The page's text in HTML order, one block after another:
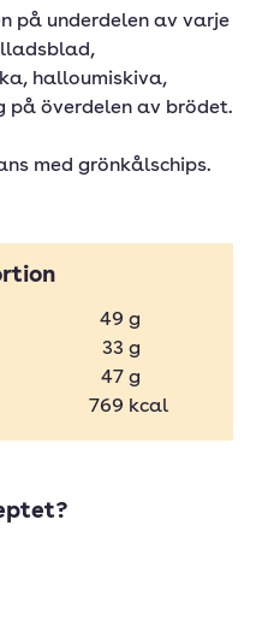
på underdelen av varje
halloumiskiva,
på överdelen av brödet.
med grönkålschips.
49 g
33 g
47 g
769 kcal